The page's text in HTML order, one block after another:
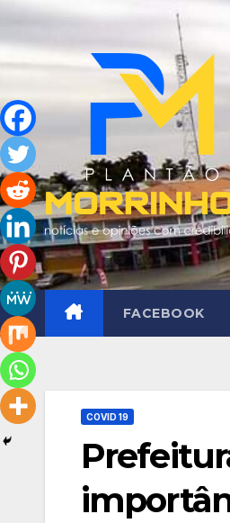
Skip
to
content
FACEBOOK
COVID 19